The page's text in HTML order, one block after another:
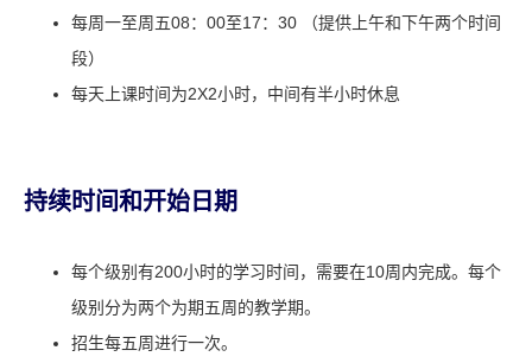
每周一至周五08：00至17：30 （提供上午和下午两个时间
段）
每天上课时间为2X2小时，中间有半小时休息
持续时间和开始日期
每个级别有200小时的学习时间，需要在10周内完成。 每个
级别分为两个为期五周的教学期。
招生每五周进行一次。